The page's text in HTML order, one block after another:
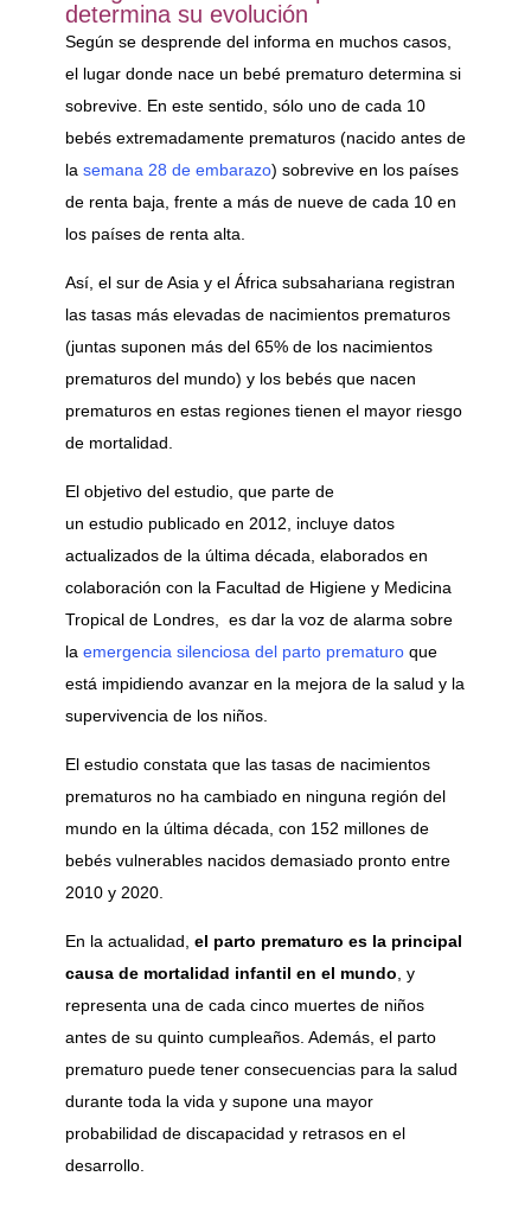
determina su evolución
Según se desprende del informa en muchos casos,
el lugar donde nace un bebé prematuro determina si
sobrevive. En este sentido, sólo uno de cada 10
bebés extremadamente prematuros (nacido antes de
la semana 28 de embarazo) sobrevive en los países
de renta baja, frente a más de nueve de cada 10 en
los países de renta alta.
Así, el sur de Asia y el África subsahariana registran
las tasas más elevadas de nacimientos prematuros
(juntas suponen más del 65% de los nacimientos
prematuros del mundo) y los bebés que nacen
prematuros en estas regiones tienen el mayor riesgo
de mortalidad.
El objetivo del estudio, que parte de
un estudio publicado en 2012, incluye datos
actualizados de la última década, elaborados en
colaboración con la Facultad de Higiene y Medicina
Tropical de Londres, es dar la voz de alarma sobre
la emergencia silenciosa del parto prematuroque
está impidiendo avanzar en la mejora de la salud y la
supervivencia de los niños.
El estudio constata que las tasas de nacimientos
prematuros no ha cambiado en ninguna región del
mundo en la última década, con 152 millones de
bebés vulnerables nacidos demasiado pronto entre
2010 y 2020.
En la actualidad, el parto prematuro es la principal
causa de mortalidad infantil en el mundo , y
representa una de cada cinco muertes de niños
antes de su quinto cumpleaños. Además, el parto
prematuro puede tener consecuencias para la salud
durante toda la vida y supone una mayor
probabilidad de discapacidad y retrasos en el
desarrollo.